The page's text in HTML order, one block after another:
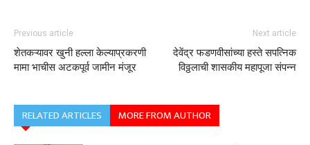
Previous article
शेतकऱ्यावर खुनी हल्ला केल्याप्रकरणी
मामा भाचीस अटकपूर्व जामीन मंजूर
Next article
देवेंद्र फडणवीसांच्या हस्ते सपत्निक
विठ्ठलाची शासकीय महापूजा संपन्न
RELATED ARTICLES MORE FROM AUTHOR